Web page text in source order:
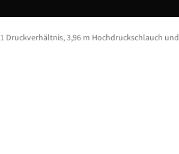
Druckverhältnis, 3,96 m Hochdruckschlauch und